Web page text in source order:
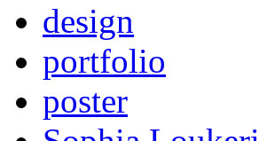
design
portfolio
poster